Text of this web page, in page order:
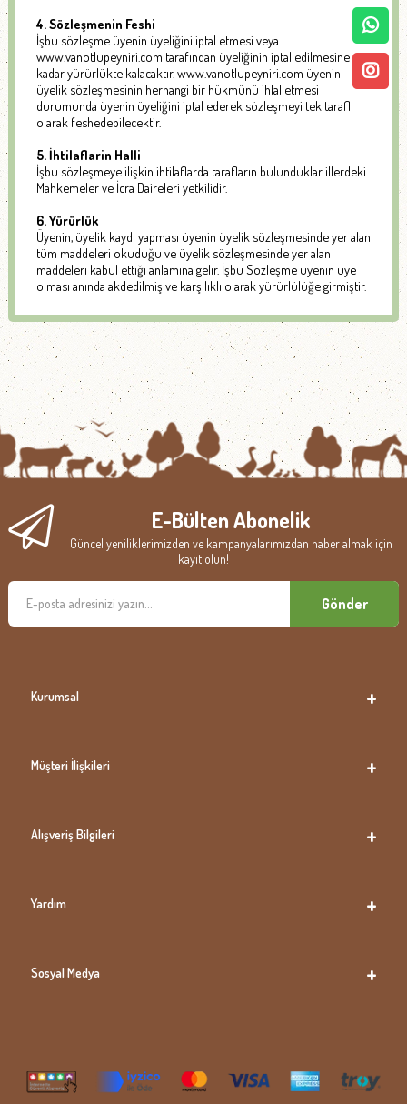
4. Sözleşmenin Feshi
İşbu sözleşme üyenin üyeliğini iptal etmesi veya
www.vanotlupeyniri.com tarafından üyeliğinin iptal edilmesine
kadar yürürlükte kalacaktır. www.vanotlupeyniri.com üyenin
üyelik sözleşmesinin herhangi bir hükmünü ihlal etmesi
durumunda üyenin üyeliğini iptal ederek sözleşmeyi tek taraflı
olarak feshedebilecektir.
5. İhtilaflarin Halli
İşbu sözleşmeye ilişkin ihtilaflarda tarafların bulunduklar illerdeki
Mahkemeler ve İcra Daireleri yetkilidir.
6. Yürürlük
Üyenin, üyelik kaydı yapması üyenin üyelik sözleşmesinde yer alan
tüm maddeleri okuduğu ve üyelik sözleşmesinde yer alan
maddeleri kabul ettiği anlamına gelir. İşbu Sözleşme üyenin üye
olması anında akdedilmiş ve karşılıklı olarak yürürlülüğe girmiştir.
E-Bülten Abonelik
Güncel yeniliklerimizden ve kampanyalarımızdan haber almak için
kayıt olun!
Gönder
Kurumsal
Müşteri İlişkileri
Alışveriş Bilgileri
Yardım
Sosyal Medya